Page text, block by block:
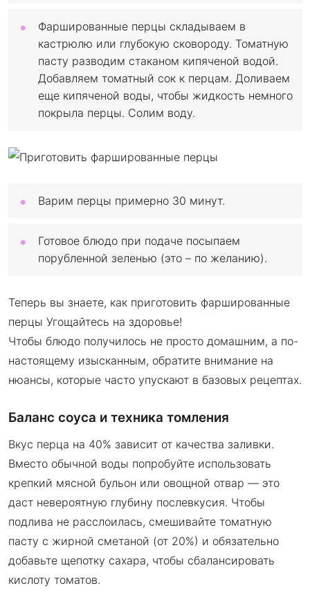
Фаршированные перцы складываем в
кастрюлю или глубокую сковороду. Томатную
пасту разводим стаканом кипяченой водой.
Добавляем томатный сок к перцам. Доливаем
еще кипяченой воды, чтобы жидкость немного
покрыла перцы. Солим воду.
Варим перцы примерно 30 минут.
Готовое блюдо при подаче посыпаем
порубленной зеленью (это – по желанию).
Теперь вы знаете, как приготовить фаршированные
перцы Угощайтесь на здоровье!
Чтобы блюдо получилось не просто домашним, а по-
настоящему изысканным, обратите внимание на
нюансы, которые часто упускают в базовых рецептах.
Баланс соуса и техника томления
Вкус перца на 40% зависит от качества заливки.
Вместо обычной воды попробуйте использовать
крепкий мясной бульон или овощной отвар — это
даст невероятную глубину послевкусия. Чтобы
подлива не расслоилась, смешивайте томатную
пасту с жирной сметаной (от 20%) и обязательно
добавьте щепотку сахара, чтобы сбалансировать
кислоту томатов.